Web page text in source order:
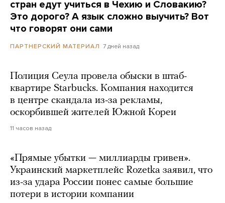
стран едут учиться в Чехию и Словакию?
Это дорого? А язык сложно выучить? Вот
что говорят они сами
ПАРТНЕРСКИЙ МАТЕРИАЛ 7 дней назад
Полиция Сеула провела обыски в штаб-
квартире Starbucks. Компания находится
в центре скандала из-за рекламы,
оскорбившей жителей Южной Кореи
11 часов назад
«Прямые убытки — миллиарды гривен».
Украинский маркетплейс Rozetka заявил, что
из-за удара России понес самые большие
потери в истории компании